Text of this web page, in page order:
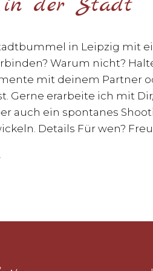
in Leipzig mit
Warum nicht?
mit deinem Partner
Gerne erarbeite ich mit
auch ein spontanes
Details Für wen?